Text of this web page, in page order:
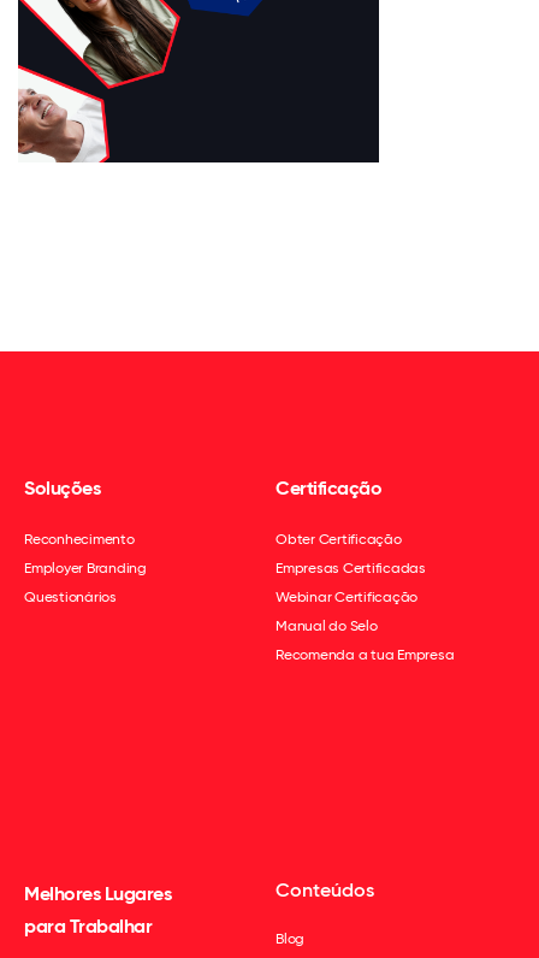
Soluções
Reconhecimento
Employer Branding
Questionários
Certificação
Obter Certificação
Empresas Certificadas
Webinar Certificação
Manual do Selo
Recomenda a tua Empresa
Melhores Lugares
para Trabalhar
Conteúdos
Blog